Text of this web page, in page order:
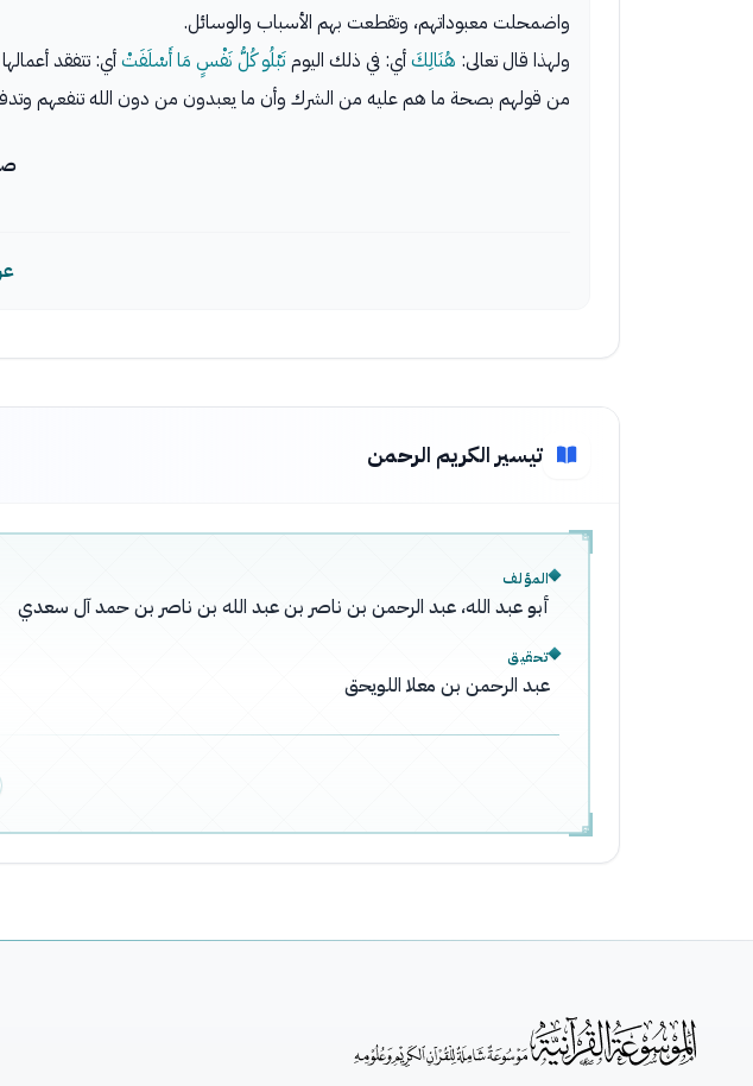
واضمحلت معبوداتهم، وتقطعت بهم الأسباب والوسائل.
ولهذا قال تعالى: هُنَالِكَأي: في ذلك اليومتَبْلُو كُلُّ نَفْسٍ مَا أَسْلَفَتْ أي: تتفقد
من قولهم بصحة ما هم عليه من الشرك وأن ما يعبدون من دون الله تنفعهم
تيسير الكريم الرحمن
المؤلف
أبو عبد الله، عبد الرحمن بن ناصر بن عبد الله بن ناصر بن حمد آل سعدي
تحقيق
عبد الرحمن بن معلا اللويحق